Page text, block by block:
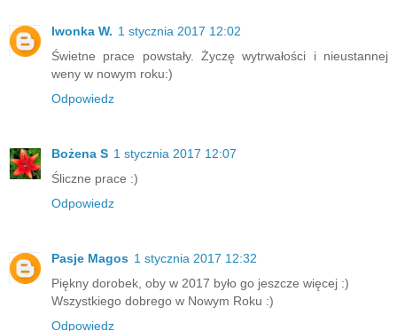
Iwonka W. 1 stycznia 2017 12:02
Świetne prace powstały. Życzę wytrwałości i nieustannej
weny w nowym roku:)
Odpowiedz
Bożena S 1 stycznia 2017 12:07
Śliczne prace :)
Odpowiedz
Pasje Magos 1 stycznia 2017 12:32
Piękny dorobek, oby w 2017 było go jeszcze więcej :)
Wszystkiego dobrego w Nowym Roku :)
Odpowiedz